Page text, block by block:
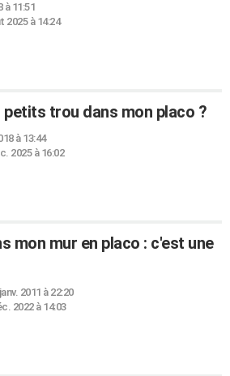
à 11:51
2025 à 14:24
trou dans mon placo ?
à 13:44
2025 à 16:02
mon mur en placo : c'est une
2011 à 22:20
2022 à 14:03